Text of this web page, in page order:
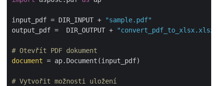
input_pdf = DIR_INPUT +
"sample.pdf"
output_pdf =  DIR_OUTPUT +
"convert_pdf_to_xlsx.xlsx"
# Otevřít PDF dokument
document = ap.Document(input_pdf)
# Vytvořit možnosti uložení